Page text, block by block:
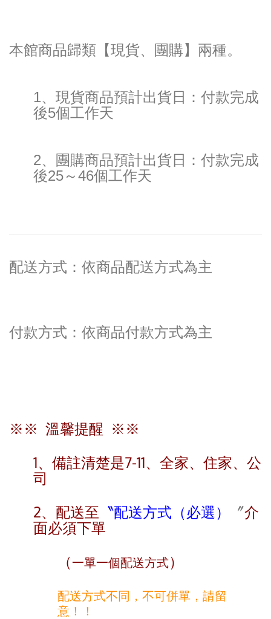
本館商品歸類【現貨、團購】兩種。
1、現貨商品預計出貨日：付款完成
後5個工作天
2、團購商品預計出貨日：付款完成
後25～46個工作天
配送方式：依商品配送方式為主
付款方式：依商品付款方式為主
※※ 溫馨提醒 ※※
1、 備註清楚是7-11、全家、住家、公
司
2、配送至 〝配送方式（必選） 〞介
面必須下單
（一單一個配送方式）
配送方式不同，不可併單，請留
意！！